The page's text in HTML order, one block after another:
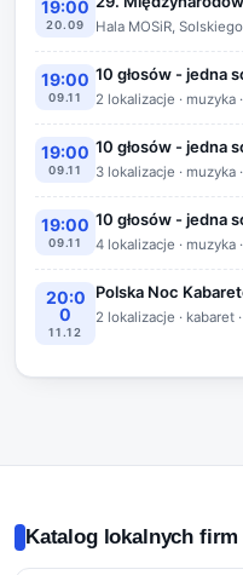
19:00
20.09 Hala MOSiR,
19:00
09.11
10 głosów - jedna
2 lokalizacje · muzyka
19:00
09.11
10 głosów - jedna
3 lokalizacje · muzyka
19:00
09.11
10 głosów - jedna
4 lokalizacje · muzyka
20:0
0
11.12
Polska Noc
2 lokalizacje · kabaret
Katalog lokalnych firm